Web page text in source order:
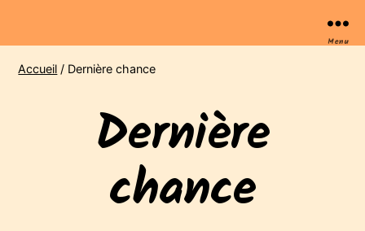
Menu
Accueil / Dernière chance
Dernière
chance